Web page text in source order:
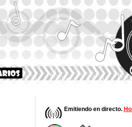
Emitiendo en directo.